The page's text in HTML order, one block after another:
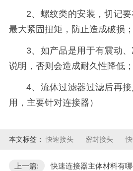
2、螺纹类的安装，切记要
最大紧固扭矩，防止造成破损；
3、如产品是用于有震动
说明，否则会造成耐久性降低；
4、流体过滤器过滤后再
用，主要针对连接器）
本文标签： 快速接头 密封接头
上一篇: 快速连接器主体材料有哪